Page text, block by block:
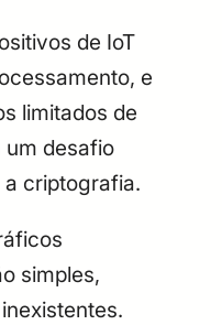
de IoT
e
limitados de
desafio
criptografia.
simples,